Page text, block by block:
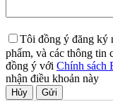
Tôi đồng ý đăng ký
phẩm, và các thông tin
đồng ý với Chính sách
nhận điều khoản này
Hủy